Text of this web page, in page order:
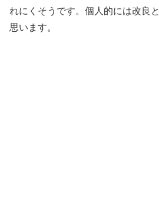
れにくそうです。個人的には改良
思います。